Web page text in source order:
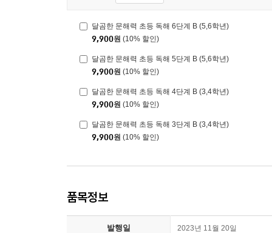
달곰한 문해력 초등 독해 6단계 B (5,6학년)
9,900원 (10% 할인)
달곰한 문해력 초등 독해 5단계 B (5,6학년)
9,900원 (10% 할인)
달곰한 문해력 초등 독해 4단계 B (3,4학년)
9,900원 (10% 할인)
달곰한 문해력 초등 독해 3단계 B (3,4학년)
9,900원 (10% 할인)
품목정보
발행일 2023년 11월 20일